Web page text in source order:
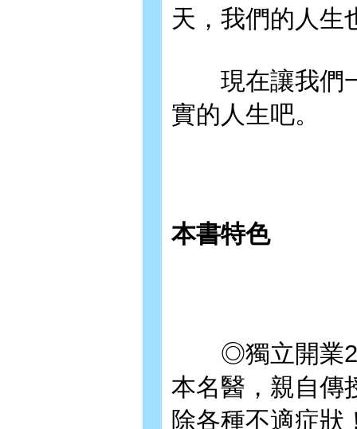
天，我們的人生
現在讓我們一
實的人生吧。
本書特色
◎獨立開業20
本名醫，親自傳
除各種不適症狀